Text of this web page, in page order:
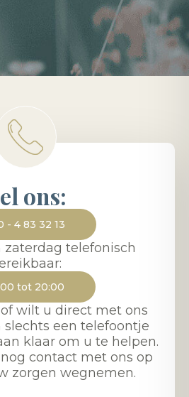
ons:
- 4 83 32 13
telefonisch
tot 20:00
wilt u direct met ons
slechts een telefoontje
klaar om u te helpen.
contact met ons op
zorgen wegnemen.